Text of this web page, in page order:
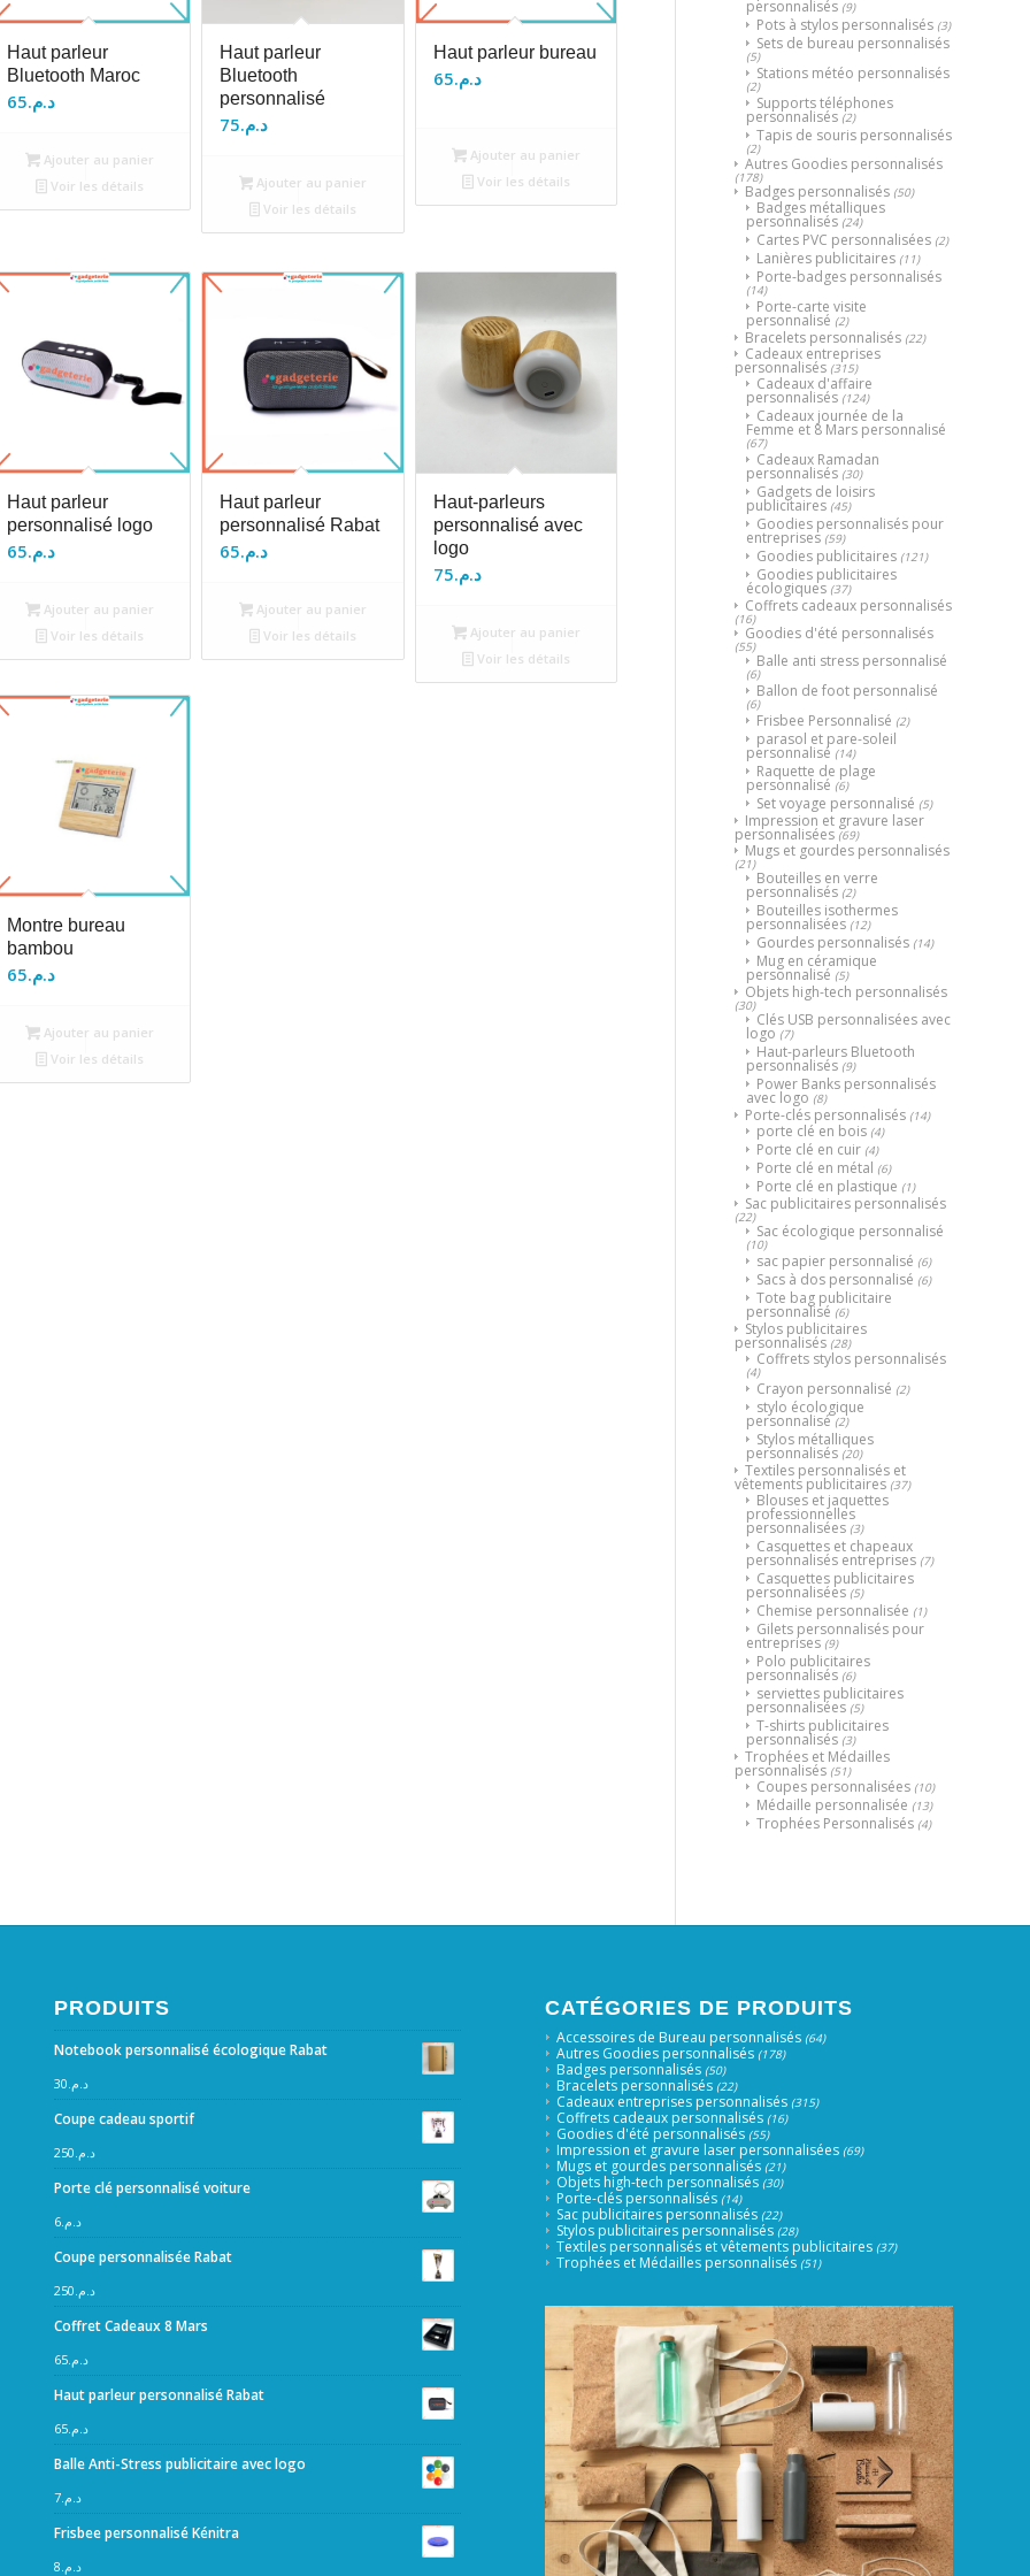
Haut parleur
Bluetooth Maroc
د.م.65
Ajouter au panier
Voir les détails
Haut parleur
Bluetooth
personnalisé
د.م.75
Ajouter au panier
Voir les détails
Haut parleur bureau
د.م.65
Ajouter au panier
Voir les détails
Haut parleur
personnalisé logo
د.م.65
Ajouter au panier
Voir les détails
Haut parleur
personnalisé Rabat
د.م.65
Ajouter au panier
Voir les détails
Haut-parleurs
personnalisé avec
logo
د.م.75
Ajouter au panier
Voir les détails
Montre bureau
bambou
د.م.65
Ajouter au panier
Voir les détails
personnalisés (9)
Pots à stylos personnalisés (3)
Sets de bureau personnalisés
(5)
Stations météo personnalisés
(2)
Supports téléphones
personnalisés (2)
Tapis de souris personnalisés
(2)
Autres Goodies personnalisés
(178)
Badges personnalisés (50)
Badges métalliques
personnalisés (24)
Cartes PVC personnalisées (2)
Lanières publicitaires (11)
Porte-badges personnalisés
(14)
Porte-carte visite
personnalisé (2)
Bracelets personnalisés (22)
Cadeaux entreprises
personnalisés (315)
Cadeaux d'affaire
personnalisés (124)
Cadeaux journée de la
Femme et 8 Mars personnalisé
(67)
Cadeaux Ramadan
personnalisés (30)
Gadgets de loisirs
publicitaires (45)
Goodies personnalisés pour
entreprises (59)
Goodies publicitaires (121)
Goodies publicitaires
écologiques (37)
Coffrets cadeaux personnalisés
(16)
Goodies d'été personnalisés
(55)
Balle anti stress personnalisé
(6)
Ballon de foot personnalisé
(6)
Frisbee Personnalisé (2)
parasol et pare-soleil
personnalisé (14)
Raquette de plage
personnalisé (6)
Set voyage personnalisé (5)
Impression et gravure laser
personnalisées (69)
Mugs et gourdes personnalisés
(21)
Bouteilles en verre
personnalisés (2)
Bouteilles isothermes
personnalisées (12)
Gourdes personnalisés (14)
Mug en céramique
personnalisé (5)
Objets high-tech personnalisés
(30)
Clés USB personnalisées avec
logo (7)
Haut-parleurs Bluetooth
personnalisés (9)
Power Banks personnalisés
avec logo (8)
Porte-clés personnalisés (14)
porte clé en bois (4)
Porte clé en cuir (4)
Porte clé en métal (6)
Porte clé en plastique (1)
Sac publicitaires personnalisés
(22)
Sac écologique personnalisé
(10)
sac papier personnalisé (6)
Sacs à dos personnalisé (6)
Tote bag publicitaire
personnalisé (6)
Stylos publicitaires
personnalisés (28)
Coffrets stylos personnalisés
(4)
Crayon personnalisé (2)
stylo écologique
personnalisé (2)
Stylos métalliques
personnalisés (20)
Textiles personnalisés et
vêtements publicitaires (37)
Blouses et jaquettes
professionnelles
personnalisées (3)
Casquettes et chapeaux
personnalisés entreprises (7)
Casquettes publicitaires
personnalisées (5)
Chemise personnalisée (1)
Gilets personnalisés pour
entreprises (9)
Polo publicitaires
personnalisés (6)
serviettes publicitaires
personnalisées (5)
T-shirts publicitaires
personnalisés (3)
Trophées et Médailles
personnalisés (51)
Coupes personnalisées (10)
Médaille personnalisée (13)
Trophées Personnalisés (4)
PRODUITS
Notebook personnalisé écologique Rabat
د.م. 30
Coupe cadeau sportif
د.م. 250
Porte clé personnalisé voiture
د.م.6
Coupe personnalisée Rabat
د.م. 250
Coffret Cadeaux 8 Mars
د.م.65
Haut parleur personnalisé Rabat
د.م.65
Balle Anti-Stress publicitaire avec logo
د.م.7
Frisbee personnalisé Kénitra
د.م. 8
CATÉGORIES DE PRODUITS
Accessoires de Bureau personnalisés (64)
Autres Goodies personnalisés (178)
Badges personnalisés (50)
Bracelets personnalisés (22)
Cadeaux entreprises personnalisés (315)
Coffrets cadeaux personnalisés (16)
Goodies d'été personnalisés (55)
Impression et gravure laser personnalisées (69)
Mugs et gourdes personnalisés (21)
Objets high-tech personnalisés (30)
Porte-clés personnalisés (14)
Sac publicitaires personnalisés (22)
Stylos publicitaires personnalisés (28)
Textiles personnalisés et vêtements publicitaires (37)
Trophées et Médailles personnalisés (51)